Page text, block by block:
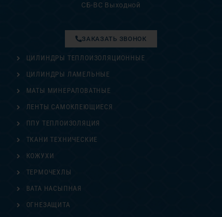
СБ-ВС Выходной
ЦИЛИНДРЫ ТЕПЛОИЗОЛЯЦИОННЫЕ
ЦИЛИНДРЫ ЛАМЕЛЬНЫЕ
МАТЫ МИНЕРАЛОВАТНЫЕ
ЛЕНТЫ САМОКЛЕЮЩИЕСЯ
ППУ ТЕПЛОИЗОЛЯЦИЯ
ТКАНИ ТЕХНИЧЕСКИЕ
ЗАКАЗАТЬ ЗВОНОК
КОЖУХИ
ТЕРМОЧЕХЛЫ
ВАТА НАСЫПНАЯ
ОГНЕЗАЩИТА